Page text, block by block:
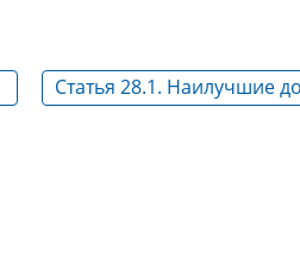
Статья 28.1. Наилучшие